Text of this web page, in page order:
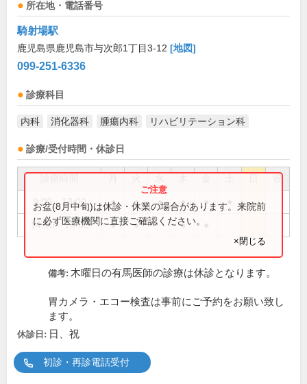
所在地・電話番号
騎射場駅
鹿児島県鹿児島市与次郎1丁目3-12 [地図]
099-251-6336
診療科目
内科 消化器科 腫瘍内科 リハビリテーション科
診療/受付時間・休診日
祝
9:00～13:00 ● ● ● ● ●
14:00～18:00 ● ● ●
お盆(8月中旬)は休診・休業の場合があります。来院前
に必ず医療機関に直接ご確認ください。
×閉じる
備考: 木曜日の有馬医師の診療は休診となります。
胃カメラ・エコー検査は事前にご予約をお願い致し
ます。
休診日: 日、祝
初診・再診電話受付